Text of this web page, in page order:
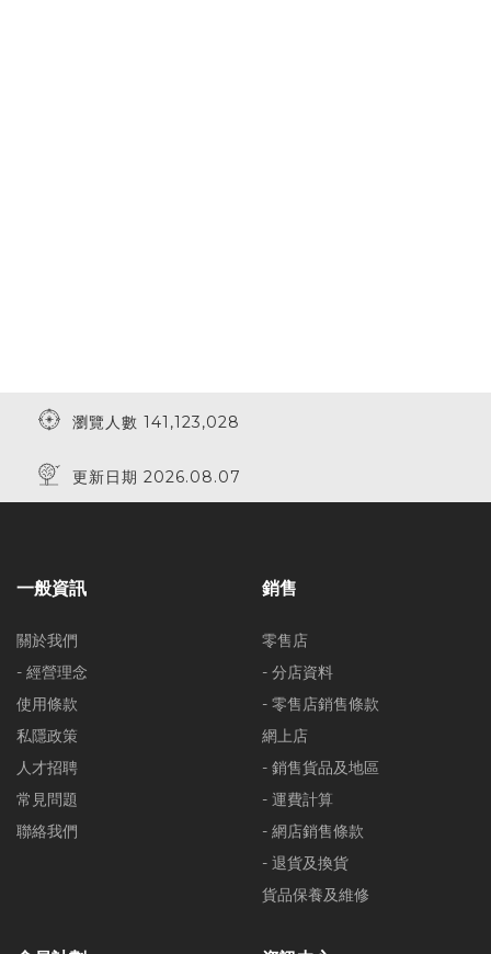
瀏覽人數 141,123,028
更新日期 2026.08.07
一般資訊
關於我們
- 經營理念
使用條款
私隱政策
人才招聘
常見問題
聯絡我們
銷售
零售店
- 分店資料
- 零售店銷售條款
網上店
- 銷售貨品及地區
- 運費計算
- 網店銷售條款
- 退貨及換貨
貨品保養及維修